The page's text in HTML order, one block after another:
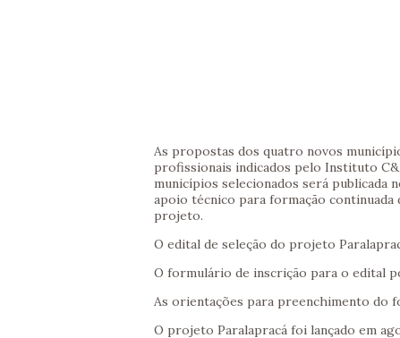
As propostas dos quatro novos
profissionais indicados pelo Instituto
municípios selecionados será publicada
apoio técnico para formação
projeto.
O edital de seleção do projeto
O formulário de inscrição para o edital
As orientações para preenchimento do
O projeto Paralapracá foi lançado em